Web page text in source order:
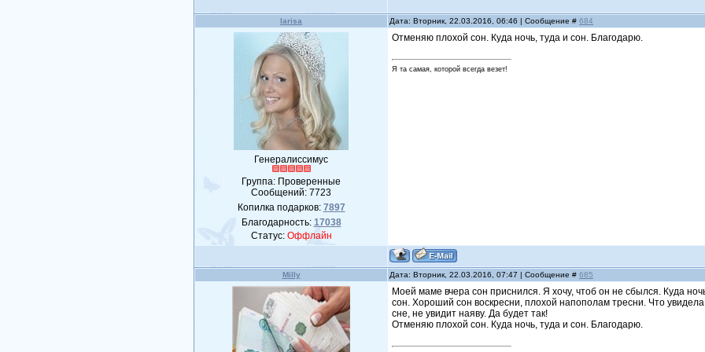
larisa Дата: Вторник, 22.03.2016, 06:46 | Сообщение #684
Генералиссимус
Группа: Проверенные
Сообщений:7723
Копилка подарков: 7897
Благодарность: 17038
Статус: Оффлайн
Отменяю плохой сон. Куда ночь, туда и сон. Благодарю.
Я та самая, которой всегда везет!
Milly Дата: Вторник, 22.03.2016, 07:47 | Сообщение #685
Моей маме вчера сон приснился. Я хочу, чтоб он не сбылся. Куда
сон. Хороший сон воскресни, плохой напополам тресни. Что
сне, не увидит наяву. Да будет так!
Отменяю плохой сон. Куда ночь, туда и сон. Благодарю.